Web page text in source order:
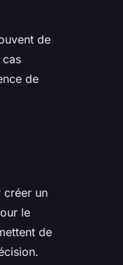
de
cas
de
créer un
le
de